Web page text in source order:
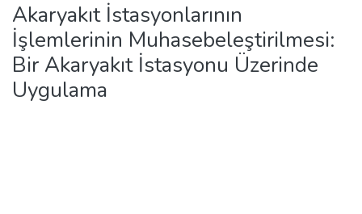
Akaryakıt İstasyonlarının
İşlemlerinin Muhasebeleştirilmesi:
Bir Akaryakıt İstasyonu Üzerinde
Uygulama